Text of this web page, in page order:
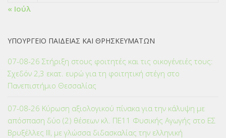
« Ιούλ
ΥΠΟΥΡΓΕΙΟ ΠΑΙΔΕΙΑΣ ΚΑΙ ΘΡΗΣΚΕΥΜΑΤΩΝ
07-08-26 Στήριξη στους φοιτητές και τις οικογένειές τους:
Σχεδόν 2,3 εκατ. ευρώ για τη φοιτητική στέγη στο
Πανεπιστήμιο Θεσσαλίας
07-08-26 Κύρωση αξιολογικού πίνακα για την κάλυψη με
απόσπαση δύο (2) θέσεων κλ. ΠΕ11 Φυσικής Αγωγής στο ΕΣ
Βρυξέλλες ΙΙΙ, με γλώσσα διδασκαλίας την ελληνική